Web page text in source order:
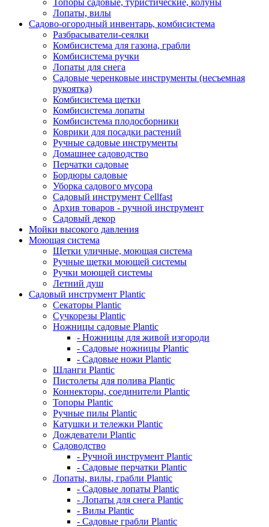
Топоры садовые, туристические, колуны
Лопаты, вилы
Садово-огородный инвентарь, комбисистема
Разбрасыватели-сеялки
Комбисистема для газона, грабли
Комбисистема ручки
Лопаты для снега
Садовые черенковые инструменты (несъемная
рукоятка)
Комбисистема щетки
Комбисистема лопаты
Комбисистема плодосборники
Коврики для посадки растений
Ручные садовые инструменты
Домашнее садоводство
Перчатки садовые
Бордюры садовые
Уборка садового мусора
Садовый инструмент Cellfast
Архив товаров - ручной инструмент
Садовый декор
Мойки высокого давления
Моющая система
Щетки уличные, моющая система
Ручные щетки моющей системы
Ручки моющей системы
Летний душ
Садовый инструмент Plantic
Секаторы Plantic
Сучкорезы Plantic
Ножницы садовые Plantic
- Ножницы для живой изгороди
- Садовые ножницы Plantic
- Садовые ножи Plantic
Шланги Plantic
Пистолеты для полива Plantic
Коннекторы, соединители Plantic
Топоры Plantic
Ручные пилы Plantic
Катушки и тележки Plantic
Дождеватели Plantic
Садоводство
- Ручной инструмент Plantic
- Садовые перчатки Plantic
Лопаты, вилы, грабли Plantic
- Садовые лопаты Plantic
- Лопаты для снега Plantic
- Вилы Plantic
- Садовые грабли Plantic